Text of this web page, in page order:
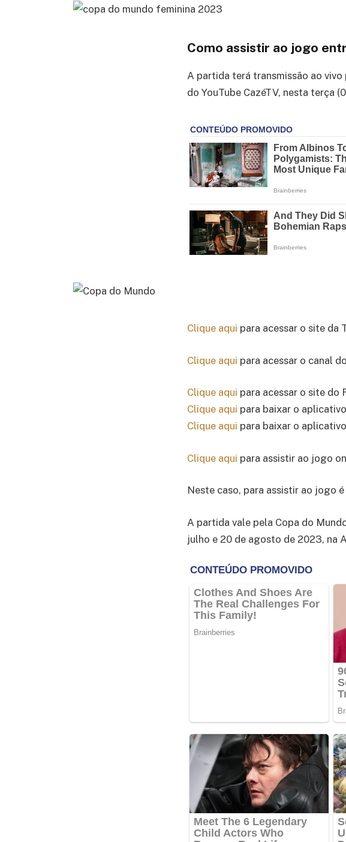
Como assistir ao jogo
A partida terá transmissão ao
do YouTube CazéTV, nesta terça
Clique aqui para acessar o site da
Clique aqui para acessar o canal
Clique aqui para acessar o site do
Clique aqui para baixar o
Clique aqui para baixar o
Clique aqui para assistir ao jogo
Neste caso, para assistir ao jogo
A partida vale pela Copa do
julho e 20 de agosto de 2023, na